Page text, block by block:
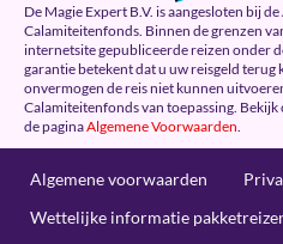
De Magie Expert B.V. is aangesloten bij
Calamiteitenfonds. Binnen de grenzen
internetsite gepubliceerde reizen onder
garantie betekent dat u uw reisgeld
onvermogen de reis niet kunnen
Calamiteitenfonds van toepassing.
de paginaAlgemene Voorwaarden
Algemene voorwaarden
Wettelijke informatie